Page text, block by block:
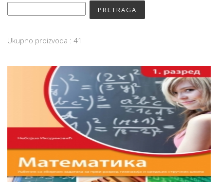
Ukupno proizvoda : 41